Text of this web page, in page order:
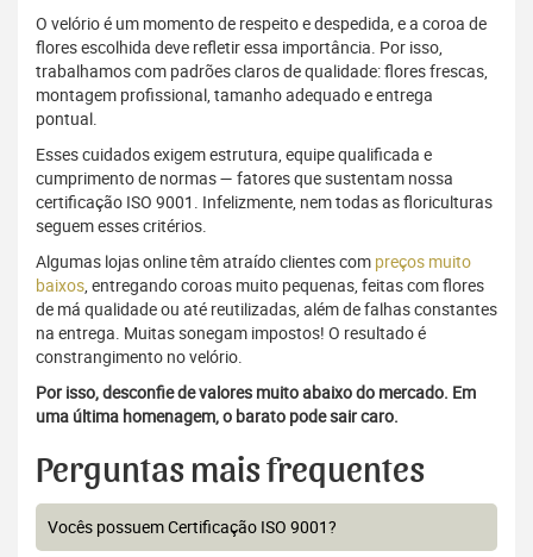
O velório é um momento de respeito e despedida, e a coroa de
flores escolhida deve refletir essa importância. Por isso,
trabalhamos com padrões claros de qualidade: flores frescas,
montagem profissional, tamanho adequado e entrega
pontual.
Esses cuidados exigem estrutura, equipe qualificada e
cumprimento de normas — fatores que sustentam nossa
certificação ISO 9001. Infelizmente, nem todas as floriculturas
seguem esses critérios.
Algumas lojas online têm atraído clientes com preços muito
baixos, entregando coroas muito pequenas, feitas com flores
de má qualidade ou até reutilizadas, além de falhas constantes
na entrega. Muitas sonegam impostos! O resultado é
constrangimento no velório.
Por isso, desconfie de valores muito abaixo do mercado. Em
uma última homenagem, o barato pode sair caro.
Perguntas mais frequentes
Vocês possuem Certificação ISO 9001?